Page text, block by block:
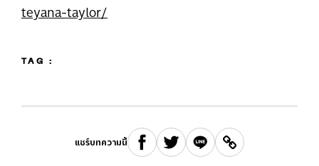
teyana-taylor/
TAG :
แชร์บทความนี้